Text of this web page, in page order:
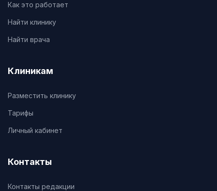
Как это работает
Найти клинику
Найти врача
Клиникам
Разместить клинику
Тарифы
Личный кабинет
Контакты
Контакты редакции